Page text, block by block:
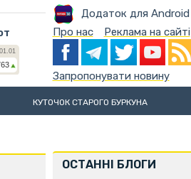
Додаток для Android
Про нас Реклама на сайті
Запропонувати новину
КУТОЧОК СТАРОГО БУРКУНА
ОСТАННІ БЛОГИ